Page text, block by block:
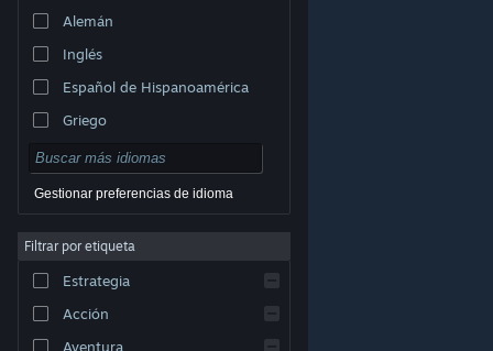
© Valve Corporation. Todos los derechos reservados.
respectivos dueños en EE. UU. y otros países.
Acuerdo de Suscriptor a Steam
Cookies
Alemán
Inglés
Español de Hispanoamérica
Griego
Gestionar preferencias de idioma
Filtrar por etiqueta
Estrategia
Acción
Aventura